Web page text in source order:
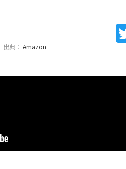
出典： Amazon